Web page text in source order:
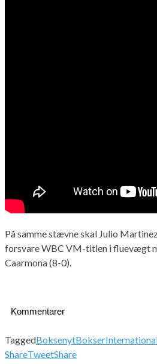
På samme stævne skal Julio
forsvare WBC VM-titlen i fluevægt
Caarmona (8-0).
Kommentarer
TaggedBoksenytBokser
ShareTweetShare